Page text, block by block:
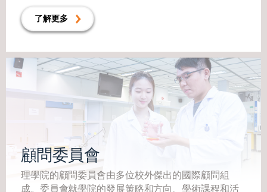
了解更多
顧問委員會
理學院的顧問委員會由多位校外傑出的國際顧問組
成。委員會就學院的發展策略和方向、學術課程和活